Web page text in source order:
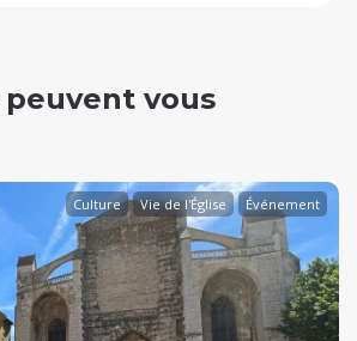
peuvent vous
Culture Vie de l'Église Événement